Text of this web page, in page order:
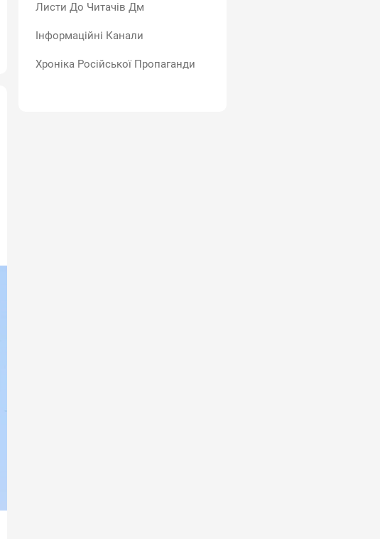
Листи До Читачів Дм
Інформаційні Канали
Хроніка Російської Пропаганди